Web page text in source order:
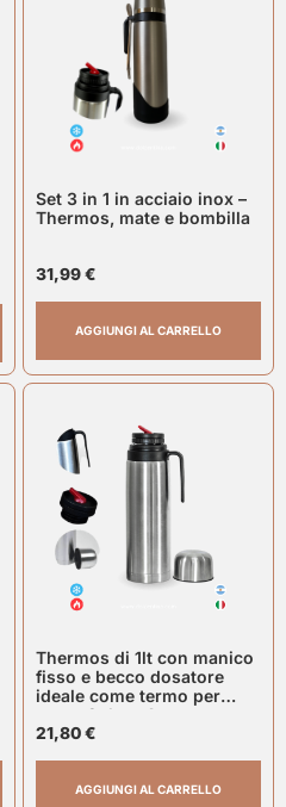
Set 3 in 1 in acciaio inox –
Thermos, mate e bombilla
31,99€
AGGIUNGI AL CARRELLO
Thermos di 1lt con manico
fisso e becco dosatore
ideale come termo per
mate. Colore Argento
21,80€
AGGIUNGI AL CARRELLO